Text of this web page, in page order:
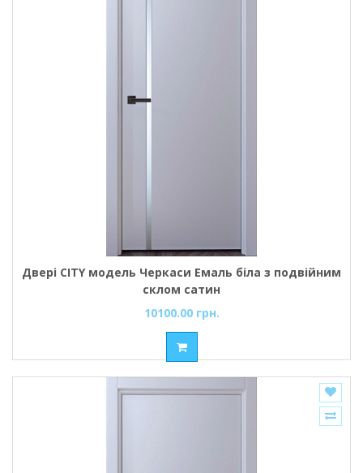
Двері CITY модель Черкаси Емаль біла з подвійним
склом сатин
10100.00 грн.